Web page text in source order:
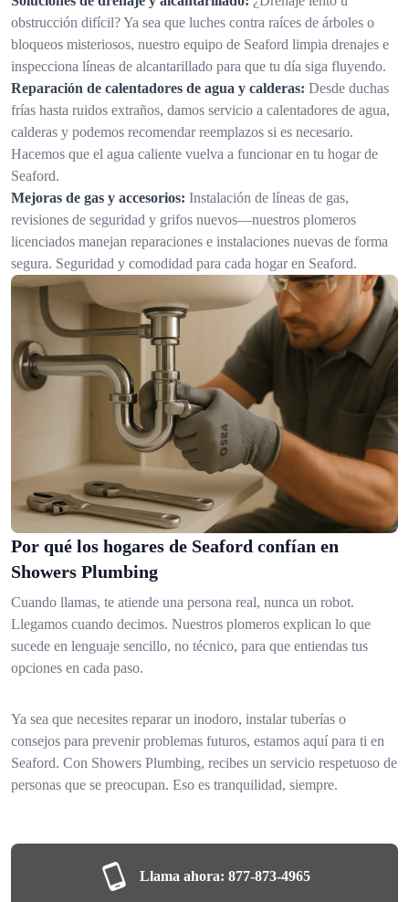
obstrucción difícil? Ya sea que luches contra raíces de árboles o
bloqueos misteriosos, nuestro equipo de Seaford limpia drenajes e
inspecciona líneas de alcantarillado para que tu día siga fluyendo.
Reparación de calentadores de agua y calderas: Desde duchas
frías hasta ruidos extraños, damos servicio a calentadores de agua,
calderas y podemos recomendar reemplazos si es necesario.
Hacemos que el agua caliente vuelva a funcionar en tu hogar de
Seaford.
Mejoras de gas y accesorios: Instalación de líneas de gas,
revisiones de seguridad y grifos nuevos—nuestros plomeros
licenciados manejan reparaciones e instalaciones nuevas de forma
segura. Seguridad y comodidad para cada hogar en Seaford.
Por qué los hogares de Seaford confían en
Showers Plumbing
Cuando llamas, te atiende una persona real, nunca un robot.
Llegamos cuando decimos. Nuestros plomeros explican lo que
sucede en lenguaje sencillo, no técnico, para que entiendas tus
opciones en cada paso.
Ya sea que necesites reparar un inodoro, instalar tuberías o
consejos para prevenir problemas futuros, estamos aquí para ti en
Seaford. Con Showers Plumbing, recibes un servicio respetuoso de
personas que se preocupan. Eso es tranquilidad, siempre.
Llama ahora: 877-873-4965